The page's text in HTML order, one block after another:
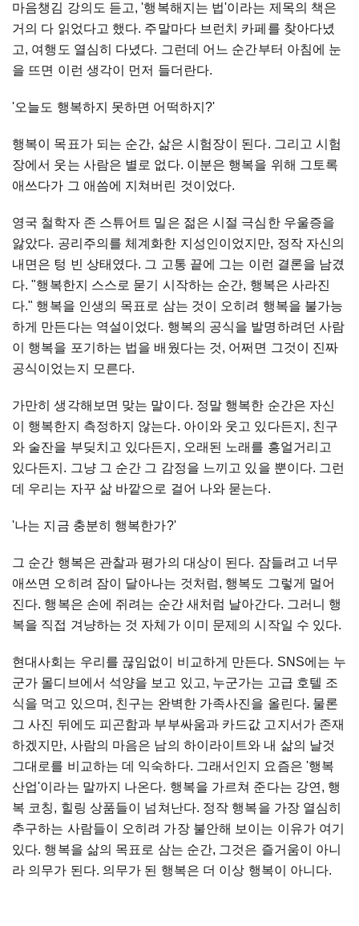
마음챙김 강의도 듣고, '행복해지는 법'이라는 제목의 책은
거의 다 읽었다고 했다. 주말마다 브런치 카페를 찾아다녔
고, 여행도 열심히 다녔다. 그런데 어느 순간부터 아침에 눈
을 뜨면 이런 생각이 먼저 들더란다.
'오늘도 행복하지 못하면 어떡하지?'
행복이 목표가 되는 순간, 삶은 시험장이 된다. 그리고 시험
장에서 웃는 사람은 별로 없다. 이분은 행복을 위해 그토록
애쓰다가 그 애씀에 지쳐버린 것이었다.
영국 철학자 존 스튜어트 밀은 젊은 시절 극심한 우울증을
앓았다. 공리주의를 체계화한 지성인이었지만, 정작 자신의
내면은 텅 빈 상태였다. 그 고통 끝에 그는 이런 결론을 남겼
다. "행복한지 스스로 묻기 시작하는 순간, 행복은 사라진
다." 행복을 인생의 목표로 삼는 것이 오히려 행복을 불가능
하게 만든다는 역설이었다. 행복의 공식을 발명하려던 사람
이 행복을 포기하는 법을 배웠다는 것, 어쩌면 그것이 진짜
공식이었는지 모른다.
가만히 생각해보면 맞는 말이다. 정말 행복한 순간은 자신
이 행복한지 측정하지 않는다. 아이와 웃고 있다든지, 친구
와 술잔을 부딪치고 있다든지, 오래된 노래를 흥얼거리고
있다든지. 그냥 그 순간 그 감정을 느끼고 있을 뿐이다. 그런
데 우리는 자꾸 삶 바깥으로 걸어 나와 묻는다.
'나는 지금 충분히 행복한가?'
그 순간 행복은 관찰과 평가의 대상이 된다. 잠들려고 너무
애쓰면 오히려 잠이 달아나는 것처럼, 행복도 그렇게 멀어
진다. 행복은 손에 쥐려는 순간 새처럼 날아간다. 그러니 행
복을 직접 겨냥하는 것 자체가 이미 문제의 시작일 수 있다.
현대사회는 우리를 끊임없이 비교하게 만든다. SNS에는 누
군가 몰디브에서 석양을 보고 있고, 누군가는 고급 호텔 조
식을 먹고 있으며, 친구는 완벽한 가족사진을 올린다. 물론
그 사진 뒤에도 피곤함과 부부싸움과 카드값 고지서가 존재
하겠지만, 사람의 마음은 남의 하이라이트와 내 삶의 날것
그대로를 비교하는 데 익숙하다. 그래서인지 요즘은 '행복
산업'이라는 말까지 나온다. 행복을 가르쳐 준다는 강연, 행
복 코칭, 힐링 상품들이 넘쳐난다. 정작 행복을 가장 열심히
추구하는 사람들이 오히려 가장 불안해 보이는 이유가 여기
있다. 행복을 삶의 목표로 삼는 순간, 그것은 즐거움이 아니
라 의무가 된다. 의무가 된 행복은 더 이상 행복이 아니다.